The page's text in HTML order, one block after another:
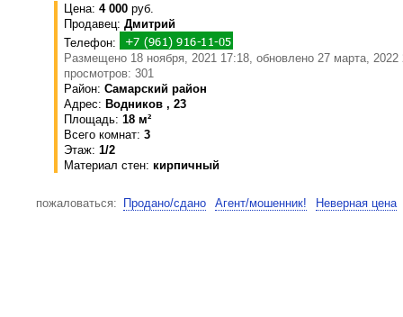
Цена: 4 000 руб.
Продавец: Дмитрий
Телефон:
Размещено 18 ноября, 2021 17:18, обновлено 27 марта, 2022
просмотров: 301
Район: Самарский район
Адрес: Водников , 23
Площадь: 18 м²
Всего комнат: 3
Этаж: 1/2
Материал стен: кирпичный
пожаловаться: Продано/сдано Агент/мошенник! Неверная цена